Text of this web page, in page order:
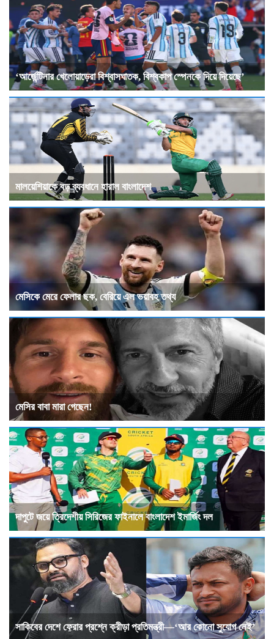
‘আর্জেন্টিনার খেলোয়াড়েরা বিশ্বাসঘাতক, বিশ্বকাপ স্পেনকে দিয়ে দিয়েছে’
মালয়েশিয়াকে বড় ব্যবধানে হারাল বাংলাদেশ
মেসিকে মেরে ফেলার ছক, বেরিয়ে এল ভয়াবহ তথ্য
মেসির বাবা মারা গেছেন!
দাপুটে জয়ে ত্রিদেশীয় সিরিজের ফাইনালে বাংলাদেশ ইমার্জিং দল
সাকিবের দেশে ফেরার প্রশ্নে ক্রীড়া প্রতিমন্ত্রী—‘আর কোনো সুযোগ নেই’